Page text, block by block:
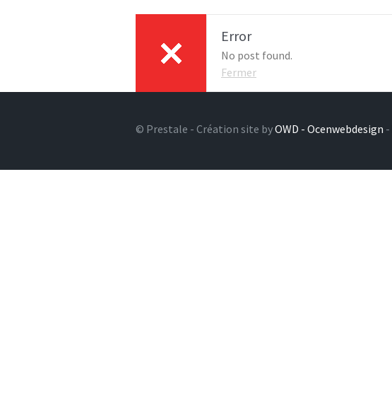
Error
No post found.
Fermer
© Prestale - Création site byOWD - Ocenwebdesign -